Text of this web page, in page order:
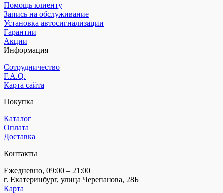
Помощь клиенту
Запись на обслуживание
Установка автосигнализации
Гарантии
Акции
Информация
Сотрудничество
F.A.Q.
Карта сайта
Покупка
Каталог
Оплата
Доставка
Контакты
Ежедневно, 09:00 – 21:00
г. Екатеринбург, улица Черепанова, 28Б
Карта